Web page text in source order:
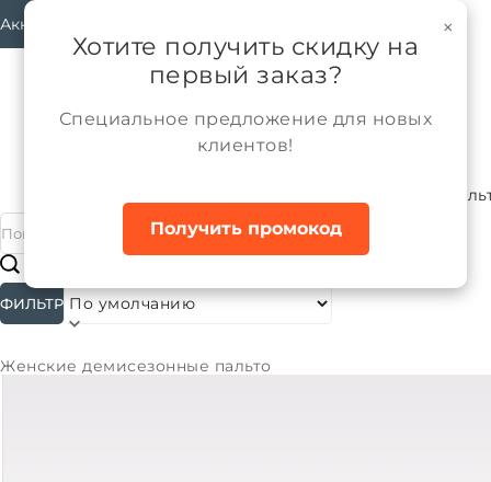
Аккаунт
#
Подкатегории
ФИЛЬТР Сортировать:
Женские демисезонные пальто
×
Хотите получить скидку на
первый заказ?
Специальное предложение для новых
клиентов!
Получить промокод